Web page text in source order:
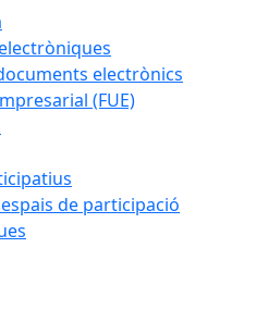
electrònics
(FUE)
de participació